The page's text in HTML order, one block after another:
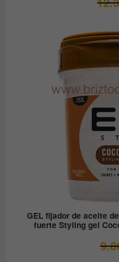
GEL fijador de aceite
fuerte Styling gel